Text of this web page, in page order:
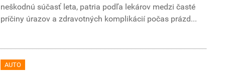
neškodnú súčasť leta, patria podľa lekárov medzi časté
príčiny úrazov a zdravotných komplikácií počas prázd...
AUTO